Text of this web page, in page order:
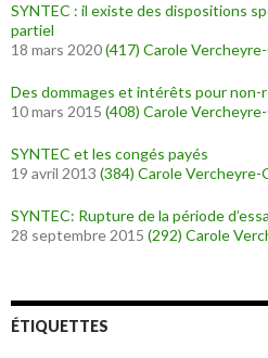
SYNTEC : il existe des dispositions
partiel
18 mars 2020(417) Carole
Des dommages et intérêts pour
10 mars 2015 (408) Carole
SYNTEC et les congés payés
19 avril 2013 (384) Carole Vercheyre-
SYNTEC: Rupture de la période
28 septembre 2015 (292) Carole
ÉTIQUETTES